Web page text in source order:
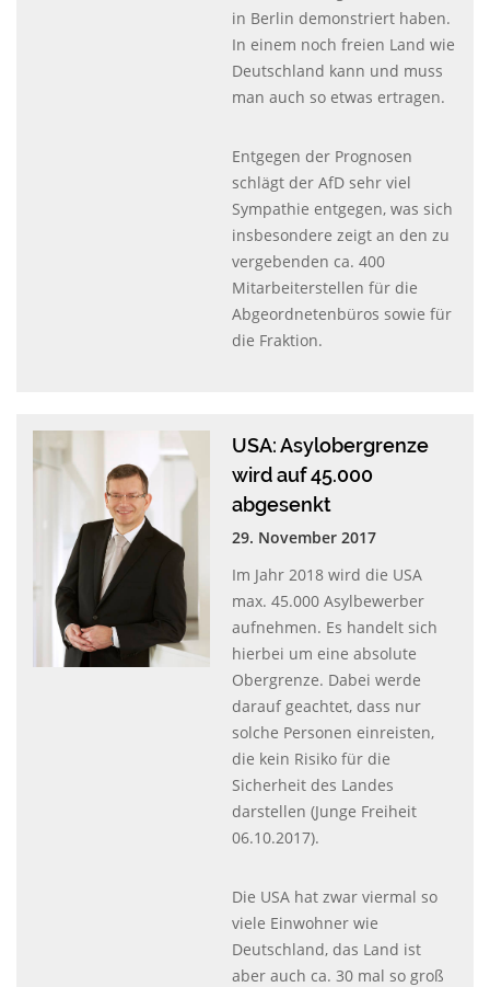
in Berlin demonstriert haben.
In einem noch freien Land wie
Deutschland kann und muss
man auch so etwas ertragen.
Entgegen der Prognosen
schlägt der AfD sehr viel
Sympathie entgegen, was sich
insbesondere zeigt an den zu
vergebenden ca. 400
Mitarbeiterstellen für die
Abgeordnetenbüros sowie für
die Fraktion.
USA: Asylobergrenze
wird auf 45.000
abgesenkt
29. November 2017
Im Jahr 2018 wird die USA
max. 45.000 Asylbewerber
aufnehmen. Es handelt sich
hierbei um eine absolute
Obergrenze. Dabei werde
darauf geachtet, dass nur
solche Personen einreisten,
die kein Risiko für die
Sicherheit des Landes
darstellen (Junge Freiheit
06.10.2017).
Die USAhat zwar viermal so
viele Einwohner wie
Deutschland, das Land ist
aber auch ca. 30 mal so groß